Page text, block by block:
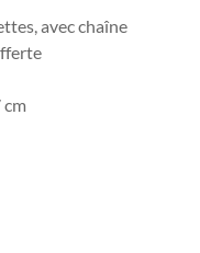
avec chaîne
cm